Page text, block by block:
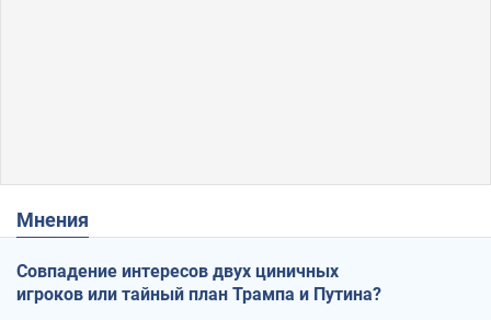
Мнения
Совпадение интересов двух циничных
игроков или тайный план Трампа и Путина?